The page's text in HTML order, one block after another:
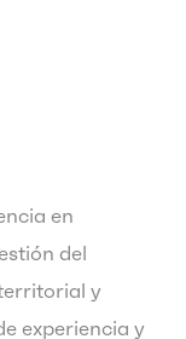
en
del
y
experiencia y